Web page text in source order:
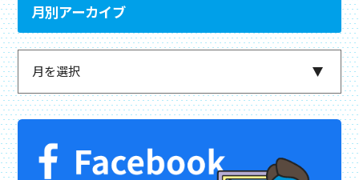
月別アーカイブ